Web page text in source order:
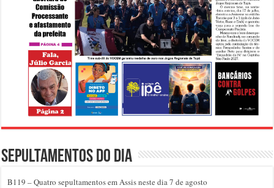
Sepultamentos do dia
B119 – Quatro sepultamentos em Assis neste dia 7 de agosto